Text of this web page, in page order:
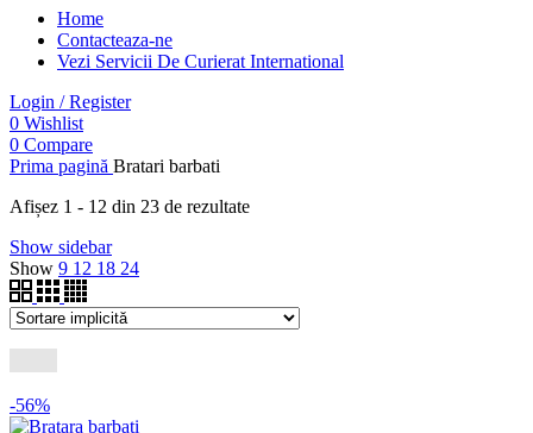
Home
Contacteaza-ne
Vezi Servicii De Curierat International
Login / Register
0 Wishlist
0 Compare
Prima pagină Bratari barbati
Afișez 1 - 12 din 23 de rezultate
Show sidebar
Show 9 12 18 24
-56%